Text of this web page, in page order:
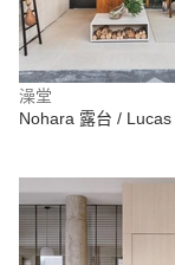
澡堂
Nohara 露台 / Lucas